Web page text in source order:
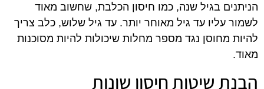
הניתנים בגיל שנה, כמו חיסון הכלבת, שחשוב מאוד
לשמור עליו עד גיל מאוחר יותר. עד גיל שלוש, כלב צריך
להיות מחוסן נגד מספר מחלות שיכולות להיות מסוכנות
מאוד.
הבנת שיטות חיסון שונות